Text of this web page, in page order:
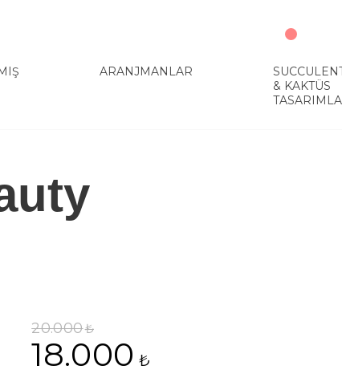
ARANJMANLAR
& KAKTÜS
20.000₺
18.000 ₺